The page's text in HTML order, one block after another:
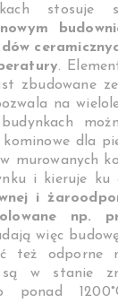
stosuje
.
zbudowane
na
dla
murowanych
i kieruje ku
i
np.
więc
też odporne
w stanie
ponad